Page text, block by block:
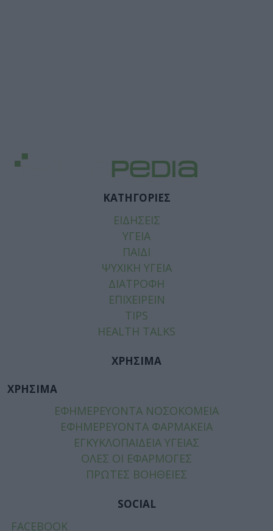
ΚΑΤΗΓΟΡΙΕΣ
ΕΙΔΗΣΕΙΣ
ΥΓΕΙΑ
ΠΑΙΔΙ
ΨΥΧΙΚΗ ΥΓΕΙΑ
ΔΙΑΤΡΟΦΗ
ΕΠΙΧΕΙΡΕΙΝ
TIPS
HEALTH TALKS
ΧΡΗΣΙΜΑ
ΧΡΗΣΙΜΑ
ΕΦΗΜΕΡΕΥΟΝΤΑ ΝΟΣΟΚΟΜΕΙΑ
ΕΦΗΜΕΡΕΥΟΝΤΑ ΦΑΡΜΑΚΕΙΑ
ΕΓΚΥΚΛΟΠΑΙΔΕΙΑ ΥΓΕΙΑΣ
ΟΛΕΣ ΟΙ ΕΦΑΡΜΟΓΕΣ
ΠΡΩΤΕΣ ΒΟΗΘΕΙΕΣ
SOCIAL
FACEBOOK